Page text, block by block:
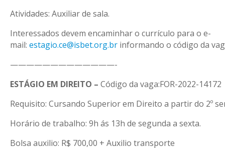
Atividades: Auxiliar de sala.
Interessados devem encaminhar o currículo para o e-
mail: estagio.ce@isbet.org.br informando o código da
—————————————-
ESTÁGIO EM DIREITO – Código da vaga:FOR-2022-14172
Requisito: Cursando Superior em Direito a partir do 2º
Horário de trabalho: 9h ás 13h de segunda a sexta.
Bolsa auxilio: R$ 700,00 + Auxilio transporte